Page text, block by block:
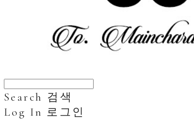
Search 검색
Log In 로그인